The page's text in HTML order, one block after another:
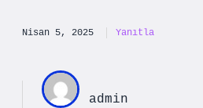
Nisan 5, 2025 Yanıtla
admin